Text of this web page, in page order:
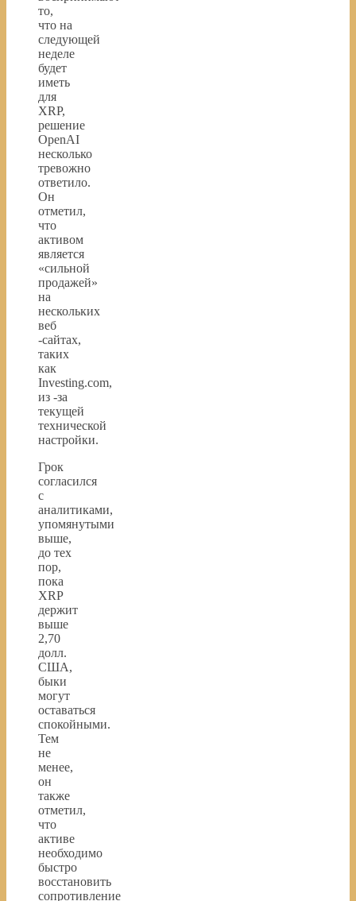
то,
что на
следующей
неделе
будет
иметь
для
XRP,
решение
OpenAI
несколько
тревожно
ответило.
Он
отметил,
что
активом
является
«сильной
продажей»
на
нескольких
веб
-сайтах,
таких
как
Investing.com,
из -за
текущей
технической
настройки.
Грок
согласился
с
аналитиками,
упомянутыми
выше,
до тех
пор,
пока
XRP
держит
выше
2,70
долл.
США,
быки
могут
оставаться
спокойными.
Тем
не
менее,
он
также
отметил,
что
активе
необходимо
быстро
восстановить
сопротивление